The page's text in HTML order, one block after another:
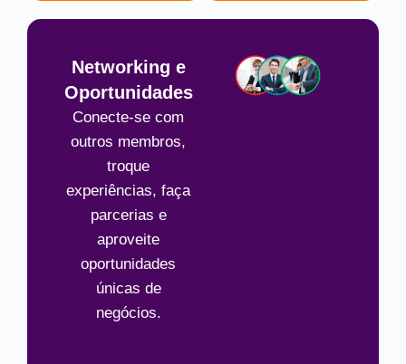
Networking e
Oportunidades
Conecte-se com
outros membros,
troque
experiências, faça
parcerias e
aproveite
oportunidades
únicas de
negócios.